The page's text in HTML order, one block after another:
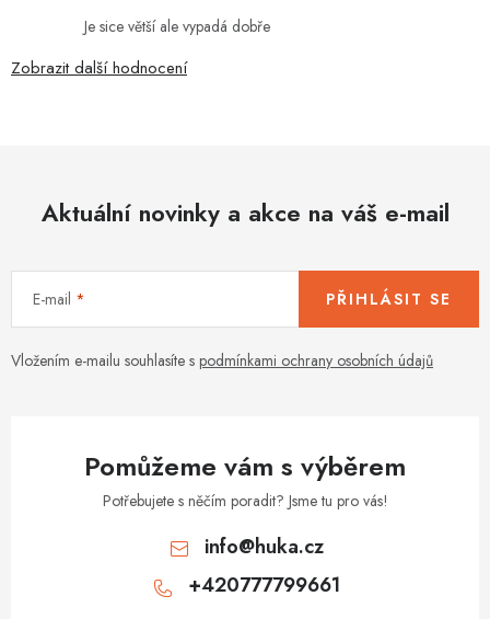
Je sice větší ale vypadá dobře
Zobrazit další hodnocení
Aktuální novinky a akce na váš e-mail
E-mail
Vložením e-mailu souhlasíte s podmínkami ochrany osobních údajů
PŘIHLÁSIT SE
Pomůžeme vám s výběrem
Potřebujete s něčím poradit? Jsme tu pro vás!
info@huka.cz
+420777799661